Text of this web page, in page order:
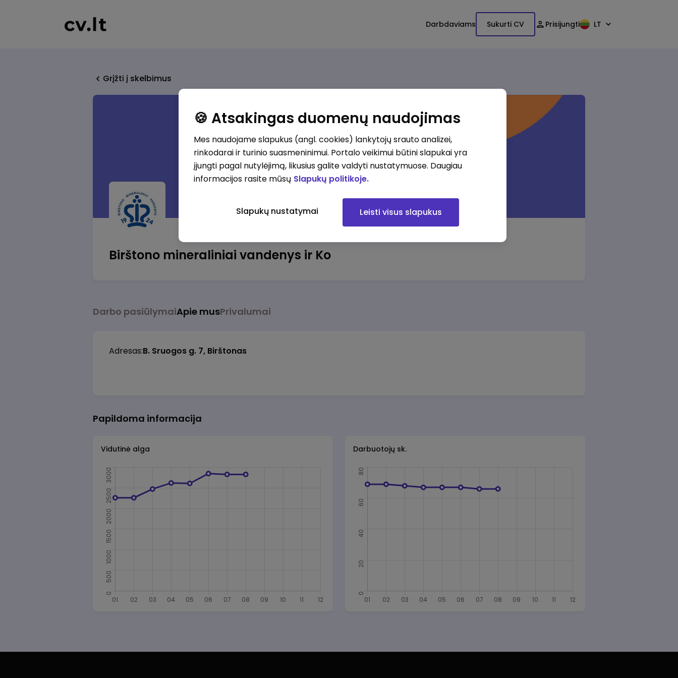
Darbdaviams Sukurti CV Prisijungti LT
Grįžti į skelbimus
Birštono mineraliniai vandenys ir Ko
Darbo pasiūlymaiApie musPrivalumai
Adresas:B. Sruogos g. 7, Birštonas
Papildoma informacija
Vidutinė alga Darbuotojų sk.
🍪 Atsakingas duomenų naudojimas
Mes naudojame slapukus (angl. cookies) lankytojų srauto analizei,
rinkodarai ir turinio suasmeninimui. Portalo veikimui būtini slapukai yra
įjungti pagal nutylėjimą, likusius galite valdyti nustatymuose. Daugiau
informacijos rasite mūsų Slapukų politikoje.
Slapukų nustatymai Leisti visus slapukus